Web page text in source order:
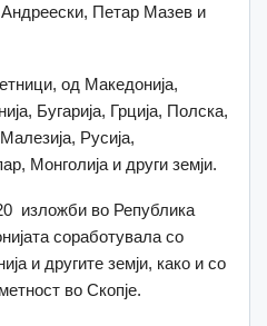
Петар Мазев и
од Македонија,
Бугарија, Грција, Полска,
Русија,
Монголија и други земји.
изложби во Република
соработувала со
и другите земји, како и со
во Скопје.